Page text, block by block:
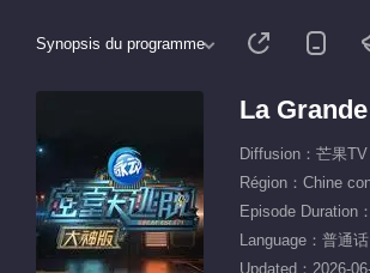
Synopsis du programme
La
Diffusion：芒果TV
Région：Chine
Episode Duration
Language：普通话
Updated：2026-